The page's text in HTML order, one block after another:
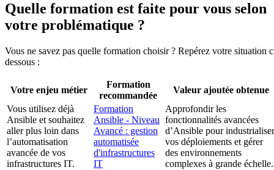
Quelle formation est faite pour vous selon
votre problématique ?
Vous ne savez pas quelle formation choisir ? Repérez votre situation
dessous :
Votre enjeu métier
Formation
recommandée
Valeur ajoutée obtenue
Vous utilisez déjà
Ansible et souhaitez
aller plus loin dans
l’automatisation
avancée de vos
infrastructures IT.
Formation
Ansible - Niveau
Avancé : gestion
automatisée
d'infrastructures
IT
Approfondir les
fonctionnalités avancées
d’Ansible pour industrialiser
vos déploiements et gérer
des environnements
complexes à grande échelle.